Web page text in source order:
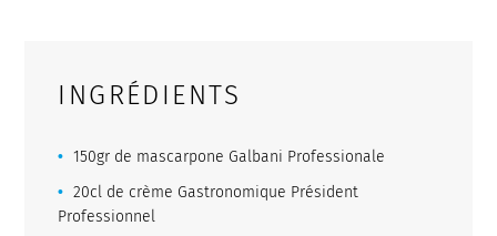
INGRÉDIENTS
150gr de mascarpone Galbani Professionale
20cl de crème Gastronomique Président
Professionnel